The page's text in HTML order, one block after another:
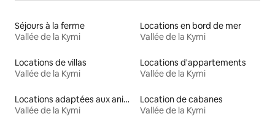
Séjours à la ferme
Vallée de la Kymi
Locations en bord de mer
Vallée de la Kymi
Locations de villas
Vallée de la Kymi
Locations d'appartements
Vallée de la Kymi
Locations adaptées aux animaux
Vallée de la Kymi
Location de cabanes
Vallée de la Kymi